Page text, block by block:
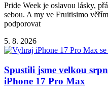
Pride Week je oslavou lásky,
sebou. A my ve Fruitisimo
podporovat
5. 8. 2026
Spustili jsme velkou
iPhone 17 Pro Max